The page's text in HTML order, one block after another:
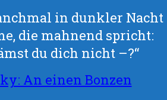
in dunkler Nacht
die mahnend spricht:
du dich nicht –?“
An einen Bonzen